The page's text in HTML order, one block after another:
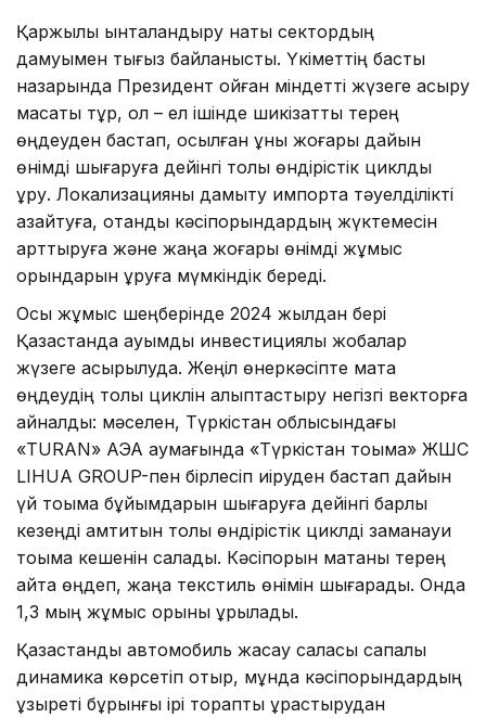
Қаржылық ынталандыру нақты сектордың
дамуымен тығыз байланысты. Үкіметтің басты
назарында Президент қойған міндетті жүзеге асыру
мақсаты тұр, ол – ел ішінде шикізатты терең
өңдеуден бастап, қосылған құны жоғары дайын
өнімді шығаруға дейінгі толық өндірістік циклды
құру. Локализацияны дамыту импортқа тәуелділікті
азайтуға, отандық кәсіпорындардың жүктемесін
арттыруға және жаңа жоғары өнімді жұмыс
орындарын құруға мүмкіндік береді.
Осы жұмыс шеңберінде 2024 жылдан бері
Қазақстанда ауқымды инвестициялық жобалар
жүзеге асырылуда. Жеңіл өнеркәсіпте мақта
өңдеудің толық циклін қалыптастыру негізгі векторға
айналды: мәселен, Түркістан облысындағы
«TURAN» АЭА аумағында «Түркістан тоқыма» ЖШС
LIHUA GROUP-пен бірлесіп иіруден бастап дайын
үй тоқыма бұйымдарын шығаруға дейінгі барлық
кезеңді қамтитын толық өндірістік циклді заманауи
тоқыма кешенін салады. Кәсіпорын мақтаны терең
қайта өңдеп, жаңа текстиль өнімін шығарады. Онда
1,3 мың жұмыс орыны құрылады.
Қазақстандық автомобиль жасау саласы сапалы
динамика көрсетіп отыр, мұнда кәсіпорындардың
құзыреті бұрынғы ірі тораптық құрастырудан